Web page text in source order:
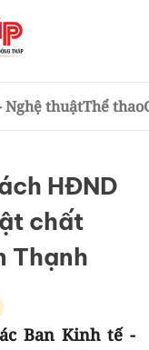
Nghệ thuậtThể thao
HĐND
chất
Thạnh
Ban Kinh tế -